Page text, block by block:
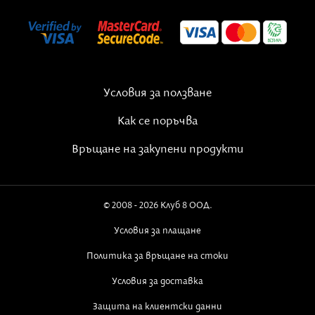
дошли на българска земя“. Земята ни е
малка по територия, но сърцето ни е
Условия за ползване
Как се поръчва
Връщане на закупени продукти
© 2008 - 2026 Клуб 8 ООД.
Условия за плащане
Политика за връщане на стоки
Условия за доставка
Защита на клиентски данни